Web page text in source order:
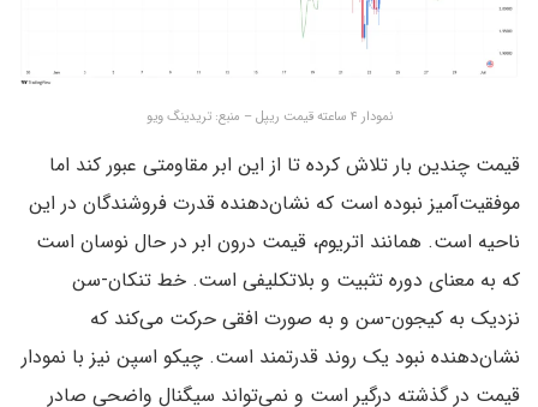
نمودار ۴ ساعته قیمت ریپل – منبع: تریدینگ ویو
قیمت چندین بار تلاش کرده تا از این ابر مقاومتی عبور کند اما
موفقیت‌آمیز نبوده است که نشان‌دهنده قدرت فروشندگان در این
ناحیه است. همانند اتریوم، قیمت درون ابر در حال نوسان است
که به معنای دوره تثبیت و بلاتکلیفی است. خط تنکان-سن
نزدیک به کیجون-سن و به صورت افقی حرکت می‌کند که
نشان‌دهنده نبود یک روند قدرتمند است. چیکو اسپن نیز با نمودار
قیمت در گذشته درگیر است و نمی‌تواند سیگنال واضحی صادر